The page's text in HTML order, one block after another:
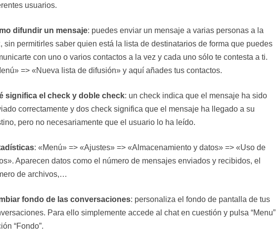
usuarios.
difundir un mensaje: puedes enviar un mensaje a varias personas a la
sin permitirles saber quien está la lista de destinatarios de forma que puedes
con uno o varios contactos a la vez y cada uno sólo te contesta a ti.
=> «Nueva lista de difusión» y aquí añades tus contactos.
significa el check y doble check: un check indica que el mensaje ha sido
correctamente y dos check significa que el mensaje ha llegado a su
pero no necesariamente que el usuario lo ha leído.
: «Menú» => «Ajustes» => «Almacenamiento y datos» => «Uso de
Aparecen datos como el número de mensajes enviados y recibidos, el
de archivos,…
fondo de las conversaciones: personaliza el fondo de pantalla de tus
Para ello simplemente accede al chat en cuestión y pulsa “Menu”
“Fondo”.